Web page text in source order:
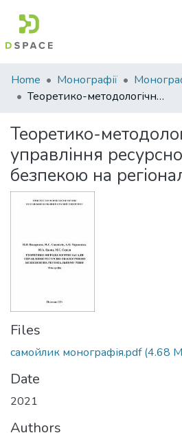
Communities
&
All of DSpace
Statistics
Home Монографії
Теоретико-методологічні засади управління ресурсно-екологічною безпекою на регіональному рівні
Теоретико-
управління
безпекою на
Files
самойлик монографія.pdf(4.68
Date
2021
Authors